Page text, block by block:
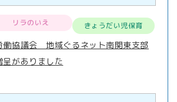
リラのいえ きょうだい児保育
働協議会 地域ぐるネット南関東支部
がありました